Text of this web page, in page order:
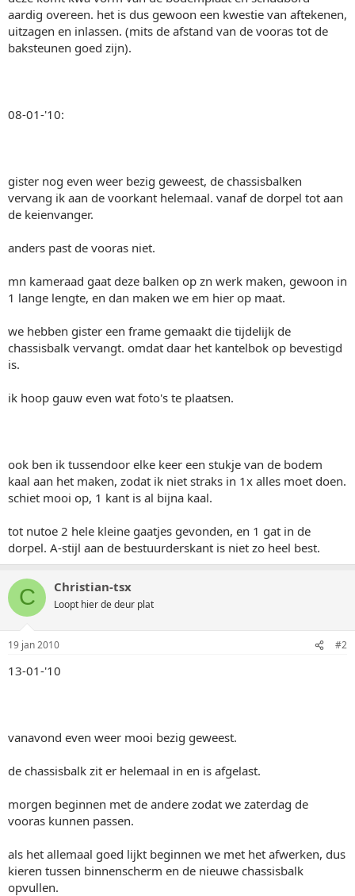
aardig overeen. het is dus gewoon een kwestie van aftekenen,
uitzagen en inlassen. (mits de afstand van de vooras tot de
baksteunen goed zijn).
08-01-'10:
gister nog even weer bezig geweest, de chassisbalken
vervang ik aan de voorkant helemaal. vanaf de dorpel tot aan
de keienvanger.
anders past de vooras niet.
mn kameraad gaat deze balken op zn werk maken, gewoon in
1 lange lengte, en dan maken we em hier op maat.
we hebben gister een frame gemaakt die tijdelijk de
chassisbalk vervangt. omdat daar het kantelbok op bevestigd
is.
ik hoop gauw even wat foto's te plaatsen.
ook ben ik tussendoor elke keer een stukje van de bodem
kaal aan het maken, zodat ik niet straks in 1x alles moet doen.
schiet mooi op, 1 kant is al bijna kaal.
tot nutoe 2 hele kleine gaatjes gevonden, en 1 gat in de
dorpel. A-stijl aan de bestuurderskant is niet zo heel best.
C Christian-tsx
Loopt hier de deur plat
19 jan 2010 #2
13-01-'10
vanavond even weer mooi bezig geweest.
de chassisbalk zit er helemaal in en is afgelast.
morgen beginnen met de andere zodat we zaterdag de
vooras kunnen passen.
als het allemaal goed lijkt beginnen we met het afwerken, dus
kieren tussen binnenscherm en de nieuwe chassisbalk
opvullen.